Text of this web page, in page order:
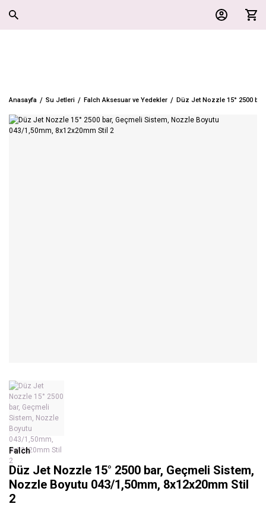
Anasayfa Su Jetleri Falch Aksesuar ve Yedekler Düz Jet Nozzle 15° 2500
Falch
Düz Jet Nozzle 15° 2500 bar, Geçmeli Sistem,
Nozzle Boyutu 043/1,50mm, 8x12x20mm Stil
2